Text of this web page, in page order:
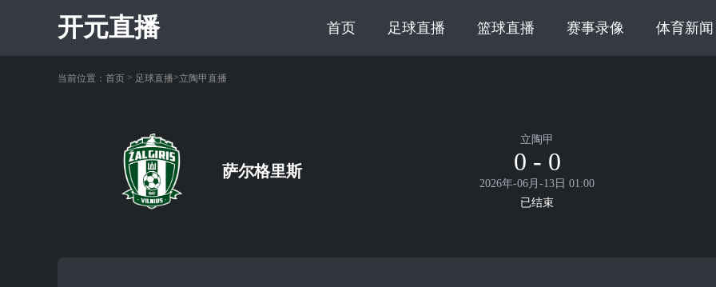
开元直播 首页 足球直播 篮球直播 赛事录像 体育新闻
当前位置： 首页 > 足球直播>立陶甲直播
萨尔格里斯
立陶甲
0 - 0
2026年-06月-13日 01:00
已结束